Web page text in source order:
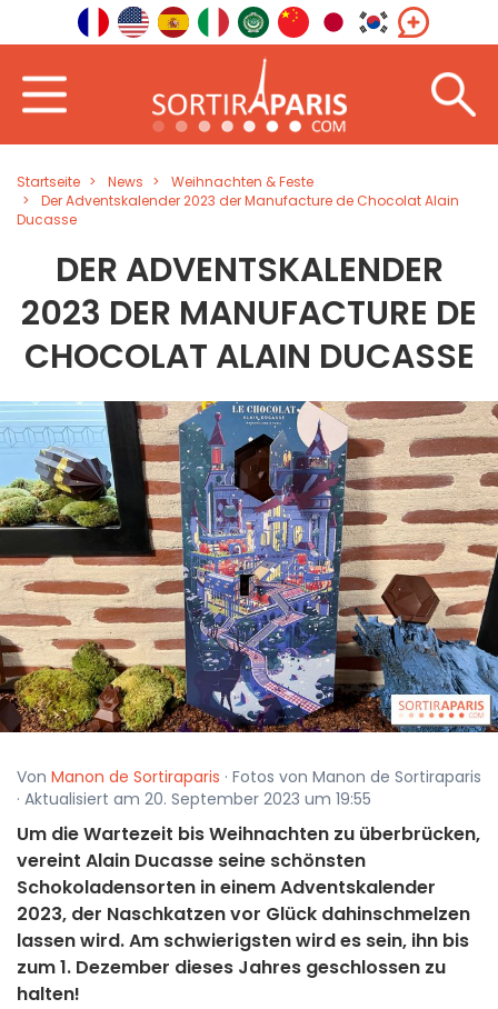
Startseite News
Weihnachten & Feste
Der Adventskalender 2023 der Manufacture de Chocolat Alain
Ducasse
DER ADVENTSKALENDER
2023 DER MANUFACTURE DE
CHOCOLAT ALAIN DUCASSE
Von Manon de Sortiraparis · Fotos von Manon de Sortiraparis
· Aktualisiert am 20. September 2023 um 19:55
Um die Wartezeit bis Weihnachten zu überbrücken,
vereint Alain Ducasse seine schönsten
Schokoladensorten in einem Adventskalender
2023, der Naschkatzen vor Glück dahinschmelzen
lassen wird. Am schwierigsten wird es sein, ihn bis
zum 1. Dezember dieses Jahres geschlossen zu
halten!